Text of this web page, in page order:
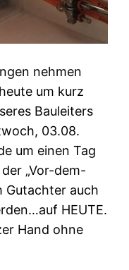
nehmen
um kurz
Bauleiters
03.08.
um einen Tag
„Vor-dem-
Gutachter auch
HEUTE.
Hand ohne